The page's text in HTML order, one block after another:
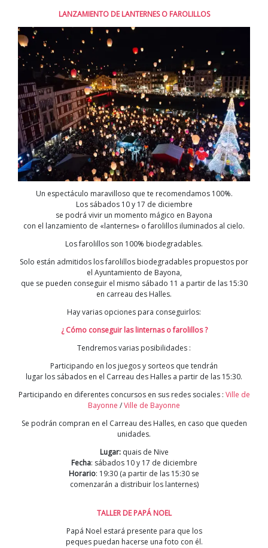
LANZAMIENTO DE LANTERNES O FAROLILLOS
Un espectáculo maravilloso que te recomendamos 100%.
Los sábados 10 y 17 de diciembre
se podrá vivir un momento mágico en Bayona
con el lanzamiento de «lanternes» o farolillos iluminados al cielo.
Los farolillos son 100% biodegradables.
Solo están admitidos los farolillos biodegradables propuestos por
el Ayuntamiento de Bayona,
que se pueden conseguir el mismo sábado 11 a partir de las 15:30
en carreau des Halles.
Hay varias opciones para conseguirlos:
¿ Cómo conseguir las linternas o farolillos ?
Tendremos varias posibilidades :
Participando en los juegos y sorteos que tendrán
lugar los sábados en el Carreau des Halles a partir de las 15:30.
Participando en diferentes concursos en sus redes sociales : Ville de
Bayonne /Ville de Bayonne
Se podrán compran en el Carreau des Halles, en caso que queden
unidades.
Lugar:quais de Nive
Fecha: sábados 10 y 17 de diciembre
Horario: 19:30 (a partir de las 15:30 se
comenzarán a distribuir los lanternes)
TALLER DE PAPÁ NOEL
Papá Noel estará presente para que los
peques puedan hacerse una foto con él.